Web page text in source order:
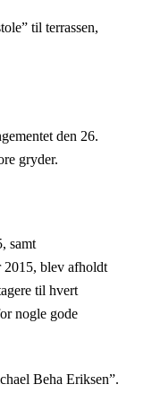
til terrassen,
den 26.
gryder.
samt
2015, blev afholdt
til hvert
nogle gode
Beha Eriksen”.